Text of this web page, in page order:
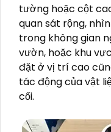
tường hoặc cột
quan sát rộng,
trong không gian
vườn, hoặc khu
đặt ở vị trí cao
tác động của vật
cối.